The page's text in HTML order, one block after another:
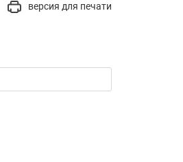
версия для печати